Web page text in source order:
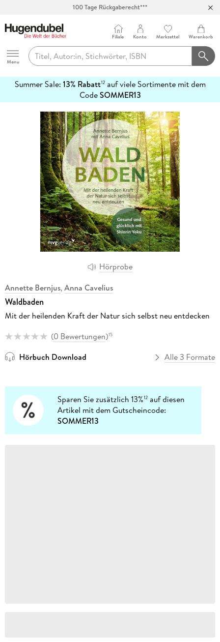
Hugendubel
Menu
Filiale Konto Merkzettel Warenkorb
Summer Sale: 13% Rabatt12auf viele Sortimente mit dem
CodeSOMMER13
erfahren
Hörprobe
Annette Bernjus, Anna Cavelius
Waldbaden
Mit der heilenden Kraft der Natur sich selbst neu entdecken
(0 Bewertungen)15
Hörbuch Download Alle 3 Formate
Sparen Sie zusätzlich 13%12 auf diesen
Artikel mit dem Gutscheincode:
SOMMER13